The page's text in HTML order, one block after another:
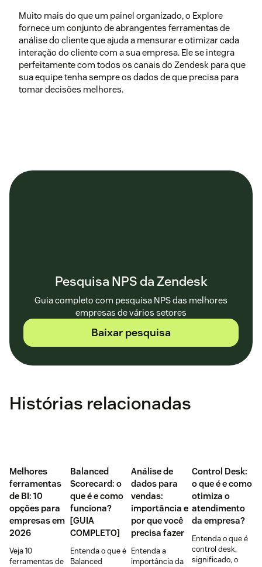
Muito mais do que um painel organizado, o Explore
fornece um conjunto de abrangentes ferramentas de
análise do cliente que ajuda a mensurar e otimizar cada
interação do cliente com a sua empresa. Ele se integra
perfeitamente com todos os canais do Zendesk para que
sua equipe tenha sempre os dados de que precisa para
tomar decisões melhores.
Pesquisa NPS da Zendesk
Guia completo com pesquisa NPS das melhores
empresas de vários setores
Baixar pesquisa
Histórias relacionadas
Melhores
ferramentas
de BI: 10
opções para
empresas em
2026
Veja 10
ferramentas de
Balanced
Scorecard: o
que é e como
funciona?
[GUIA
COMPLETO]
Entenda o que é
Balanced
Análise de
dados para
vendas:
importância e
por que você
precisa fazer
Entenda a
importância da
Control Desk:
o que é e como
otimiza o
atendimento
da empresa?
Entenda o que é
control desk,
significado, o